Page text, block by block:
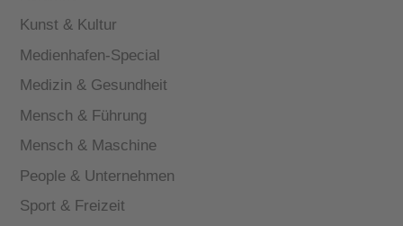
Kunst & Kultur
Medienhafen-Special
Medizin & Gesundheit
Mensch & Führung
Mensch & Maschine
People & Unternehmen
Sport & Freizeit